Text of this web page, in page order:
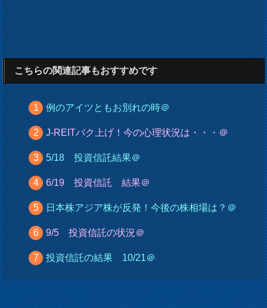
こちらの関連記事もおすすめです
例のアイツともお別れの時＠
J-REITバク上げ！今の心理状況は・・・＠
5/18 投資信託結果＠
6/19 投資信託 結果＠
日本株アジア株が反発！今後の株相場は？＠
9/5 投資信託の状況＠
投資信託の結果 10/21＠